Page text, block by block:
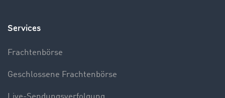
Services
Frachtenbörse
Geschlossene Frachtenbörse